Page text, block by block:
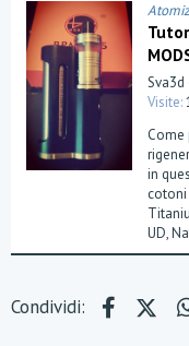
Sva3d
Visite
Come
in
cotoni
UD,
Condividi: X